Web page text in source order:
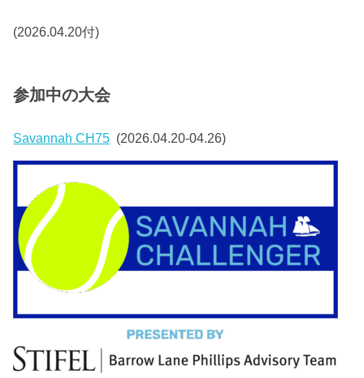
(2026.04.20付)
参加中の大会
Savannah CH75 (2026.04.20-04.26)